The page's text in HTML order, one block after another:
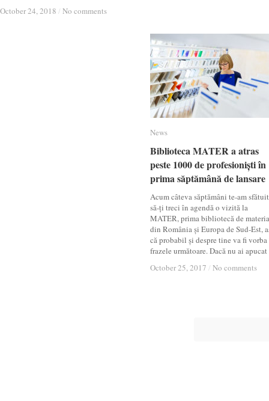
October 24, 2018 / No comments
October 24, 2018 / No comments
News
Biblioteca MATER a atras
peste 1000 de profesioniști în
prima săptămână de lansare
Acum câteva săptămâni te-am sfătuit
să-ți treci în agendă o vizită la
MATER, prima bibliotecă de
din România și Europa de Sud-Est,
că probabil și despre tine va fi
frazele următoare. Dacă nu ai apucat
October 25, 2017 / No comments
News
Biblioteca MATER a atras
peste 1000 de profesioniști în
prima săptămână de lansare
October 25, 2017 / No comments